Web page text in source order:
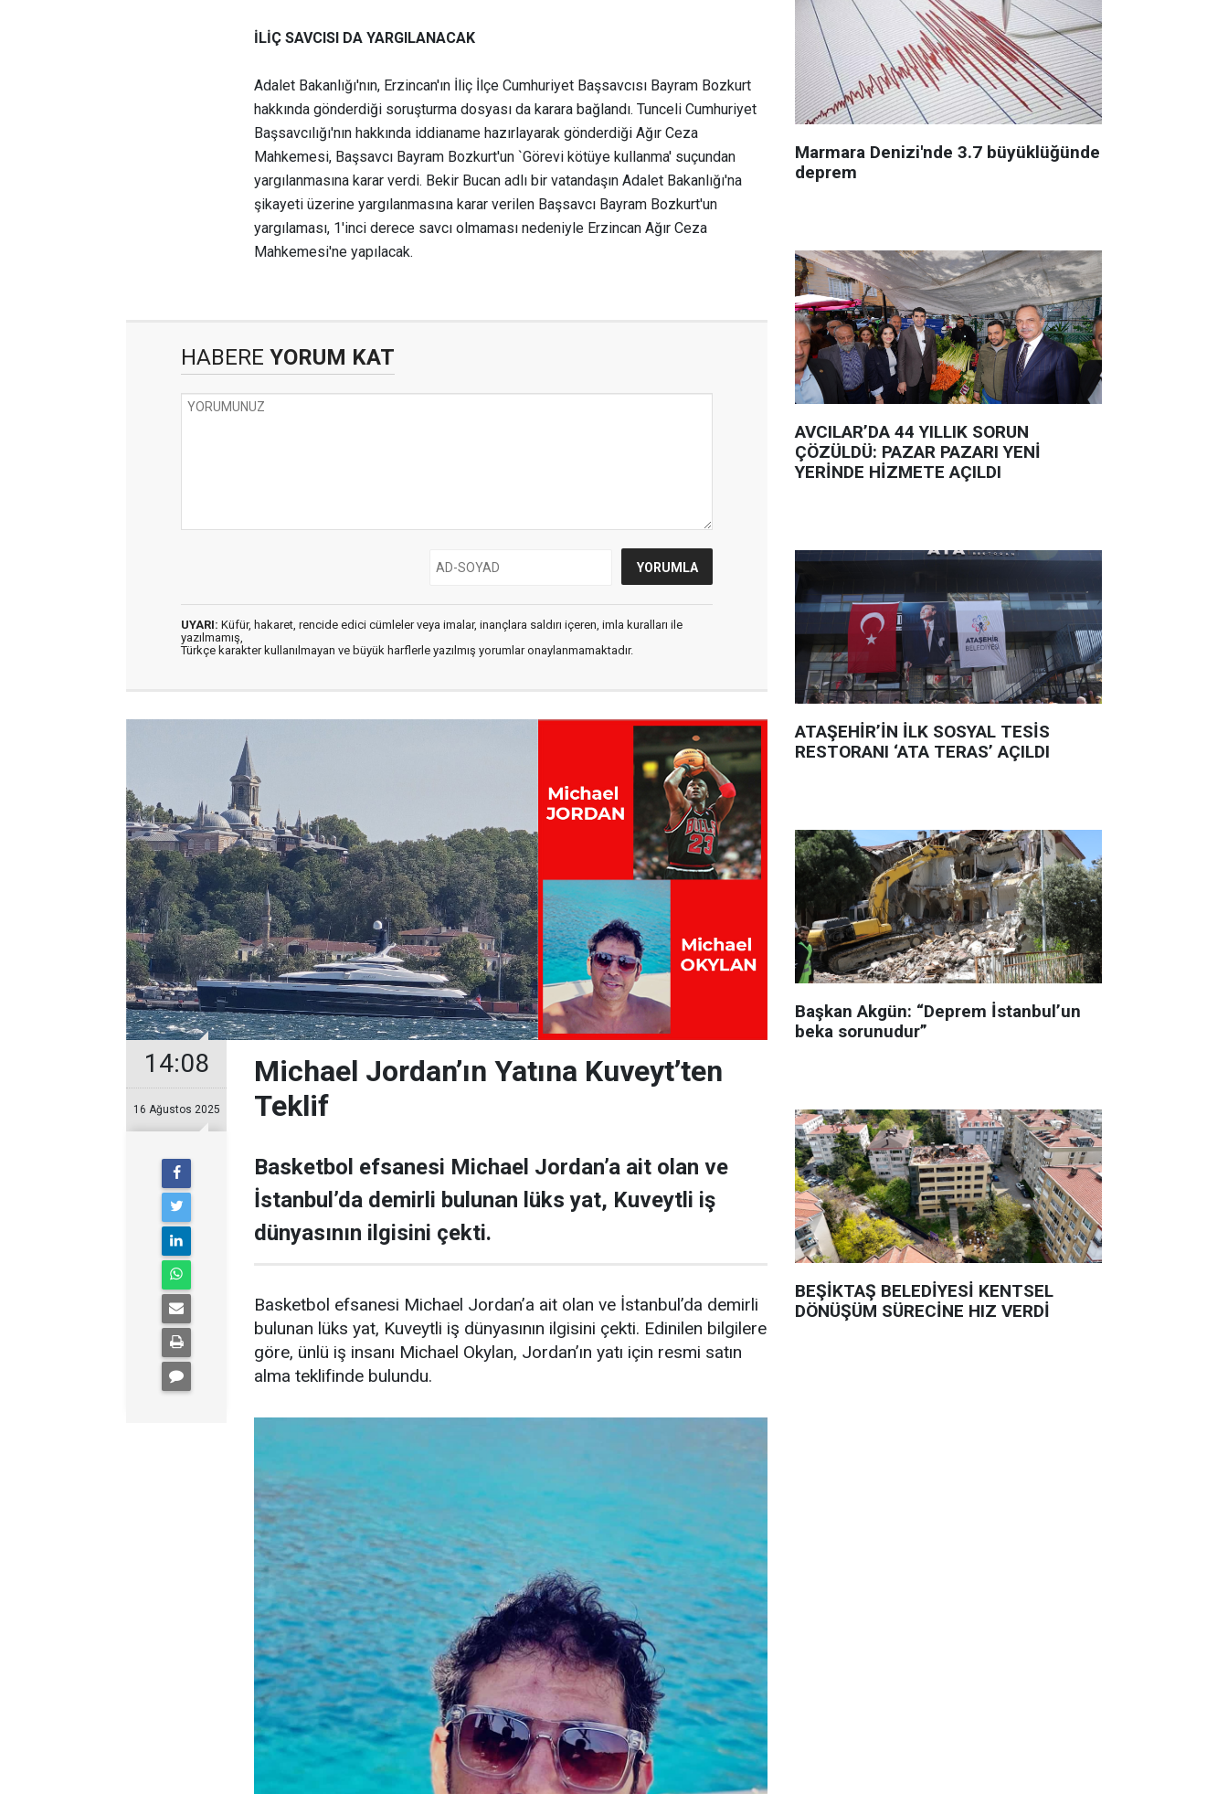
İLİÇ SAVCISI DA YARGILANACAK
Adalet Bakanlığı'nın, Erzincan'ın İliç İlçe Cumhuriyet Başsavcısı Bayram Bozkurt
hakkında gönderdiği soruşturma dosyası da karara bağlandı. Tunceli Cumhuriyet
Başsavcılığı'nın hakkında iddianame hazırlayarak gönderdiği Ağır Ceza
Mahkemesi, Başsavcı Bayram Bozkurt'un `Görevi kötüye kullanma' suçundan
yargılanmasına karar verdi. Bekir Bucan adlı bir vatandaşın Adalet Bakanlığı'na
şikayeti üzerine yargılanmasına karar verilen Başsavcı Bayram Bozkurt'un
yargılaması, 1'inci derece savcı olmaması nedeniyle Erzincan Ağır Ceza
Mahkemesi'ne yapılacak.
HABERE YORUM KAT
UYARI: Küfür, hakaret, rencide edici cümleler veya imalar, inançlara saldırı içeren, imla kuralları ile
yazılmamış,
Türkçe karakter kullanılmayan ve büyük harflerle yazılmış yorumlar onaylanmamaktadır.
14:08
16 Ağustos 2025
Michael Jordan’ın Yatına Kuveyt’ten
Teklif
Basketbol efsanesi Michael Jordan’a ait olan ve
İstanbul’da demirli bulunan lüks yat, Kuveytli iş
dünyasının ilgisini çekti.
Basketbol efsanesi Michael Jordan’a ait olan ve İstanbul’da demirli
bulunan lüks yat, Kuveytli iş dünyasının ilgisini çekti. Edinilen bilgilere
göre, ünlü iş insanı Michael Okylan, Jordan’ın yatı için resmi satın
alma teklifinde bulundu.
Marmara Denizi'nde 3.7 büyüklüğünde
deprem
AVCILAR’DA 44 YILLIK SORUN
ÇÖZÜLDÜ: PAZAR PAZARI YENİ
YERİNDE HİZMETE AÇILDI
ATAŞEHİR’İN İLK SOSYAL TESİS
RESTORANI ‘ATA TERAS’ AÇILDI
Başkan Akgün: “Deprem İstanbul’un
beka sorunudur”
BEŞİKTAŞ BELEDİYESİ KENTSEL
DÖNÜŞÜM SÜRECİNE HIZ VERDİ